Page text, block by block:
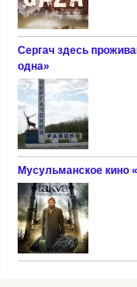
Сергач здесь
одна»
Мусульманское кино